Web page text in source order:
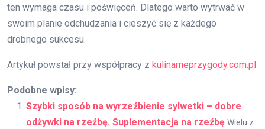
ten wymaga czasu i poświęceń. Dlatego warto wytrwać w
swoim planie odchudzania i cieszyć się z każdego
drobnego sukcesu.
Artykuł powstał przy współpracy z kulinarneprzygody.com.pl
Podobne wpisy:
Szybki sposób na wyrzeźbienie sylwetki – dobre
odżywki na rzeźbę. Suplementacja na rzeźbę Wielu z